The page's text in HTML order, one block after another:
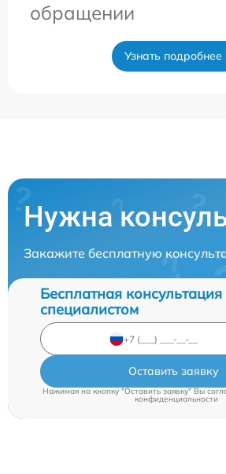
обращении
Узнать подробнее
Нужна
Закажите бесплатную
Бесплатная консультация
специалистом
Оставить заявку
Нажимая на кнопку "Оставить заявку" Вы
конфиденциальности